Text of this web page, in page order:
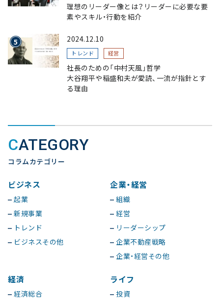
理想のリーダー像とは？リーダーに必要な要
素やスキル・行動を紹介
2024.12.10
トレンド 経営
社長のための「中村天風」哲学
大谷翔平や稲盛和夫が愛読、一流が指針とす
る理由
CATEGORY
コラムカテゴリー
ビジネス
起業
新規事業
トレンド
ビジネスその他
企業・経営
組織
経営
リーダーシップ
企業不動産戦略
企業・経営その他
経済
経済総合
ライフ
投資